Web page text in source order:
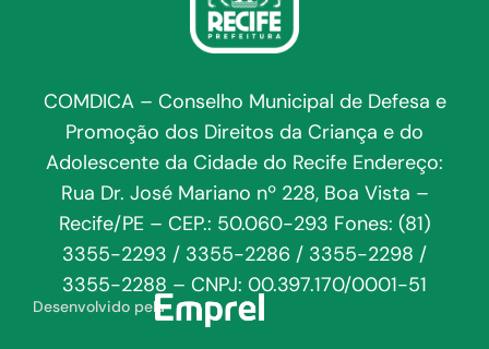
COMDICA – Conselho Municipal de Defesa e
Promoção dos Direitos da Criança e do
Adolescente da Cidade do Recife Endereço:
Rua Dr. José Mariano nº 228, Boa Vista –
Recife/PE – CEP.: 50.060-293 Fones: (81)
3355-2293 / 3355-2286 / 3355-2298 /
3355-2288 – CNPJ: 00.397.170/0001-51
Desenvolvido pela